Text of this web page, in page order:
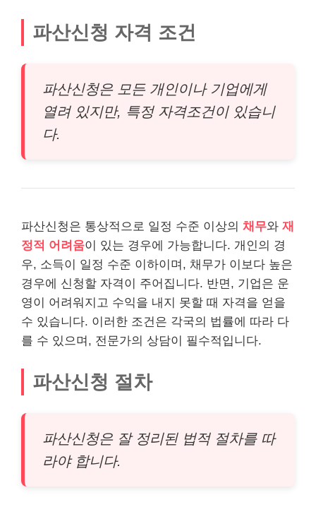
파산신청 자격 조건
파산신청은 모든 개인이나 기업에게
열려 있지만, 특정 자격조건이 있습니
다.
파산신청은 통상적으로 일정 수준 이상의 채무와 재
정적 어려움이 있는 경우에 가능합니다. 개인의 경
우, 소득이 일정 수준 이하이며, 채무가 이보다 높은
경우에 신청할 자격이 주어집니다. 반면, 기업은 운
영이 어려워지고 수익을 내지 못할 때 자격을 얻을
수 있습니다. 이러한 조건은 각국의 법률에 따라 다
를 수 있으며, 전문가의 상담이 필수적입니다.
파산신청 절차
파산신청은 잘 정리된 법적 절차를 따
라야 합니다.